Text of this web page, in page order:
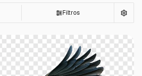
Filtros